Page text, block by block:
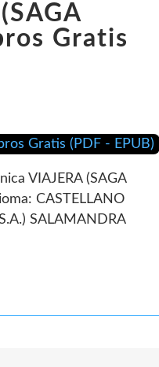
Gratis
VIAJERA (SAGA
CASTELLANO
SALAMANDRA